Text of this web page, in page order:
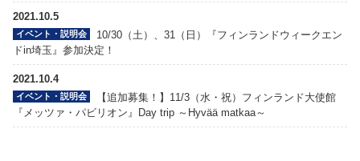
2021.10.5
イベント・説明会
10/30（土）、31（日）『フィンランドウィークエン
ドin埼玉』参加決定！
2021.10.4
イベント・説明会
【追加募集！】11/3（水・祝）フィンランド大使館
『メッツァ・パビリオン』Day trip ～Hyvää matkaa～